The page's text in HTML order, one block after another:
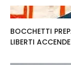
BOCCHETTI
LIBERTI